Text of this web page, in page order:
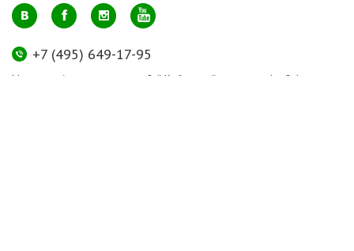
+7 (495) 649-17-95
Москва, м. Авиамоторная, ул. 2-й Кабельный проезд, д. 1, к.2, 1 этаж,